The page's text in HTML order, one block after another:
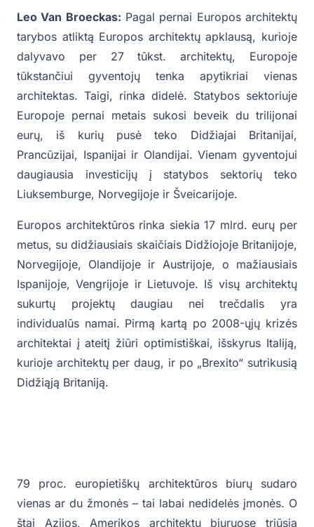
Leo Van Broeckas: Pagal pernai Europos architektų
tarybos atliktą Europos architektų apklausą, kurioje
dalyvavo per 27 tūkst. architektų, Europoje
tūkstančiui gyventojų tenka apytikriai vienas
architektas. Taigi, rinka didelė. Statybos sektoriuje
Europoje pernai metais sukosi beveik du trilijonai
eurų, iš kurių pusė teko Didžiajai Britanijai,
Prancūzijai, Ispanijai ir Olandijai. Vienam gyventojui
daugiausia investicijų į statybos sektorių teko
Liuksemburge, Norvegijoje ir Šveicarijoje.
Europos architektūros rinka siekia 17 mlrd. eurų per
metus, su didžiausiais skaičiais Didžiojoje Britanijoje,
Norvegijoje, Olandijoje ir Austrijoje, o mažiausiais
Ispanijoje, Vengrijoje ir Lietuvoje. Iš visų architektų
sukurtų projektų daugiau nei trečdalis yra
individualūs namai. Pirmą kartą po 2008-ųjų krizės
architektai į ateitį žiūri optimistiškai, išskyrus Italiją,
kurioje architektų per daug, ir po „Brexito“ sutrikusią
Didžiąją Britaniją.
79 proc. europietiškų architektūros biurų sudaro
vienas ar du žmonės – tai labai nedidelės įmonės. O
štai Azijos, Amerikos architektų biuruose triūsia